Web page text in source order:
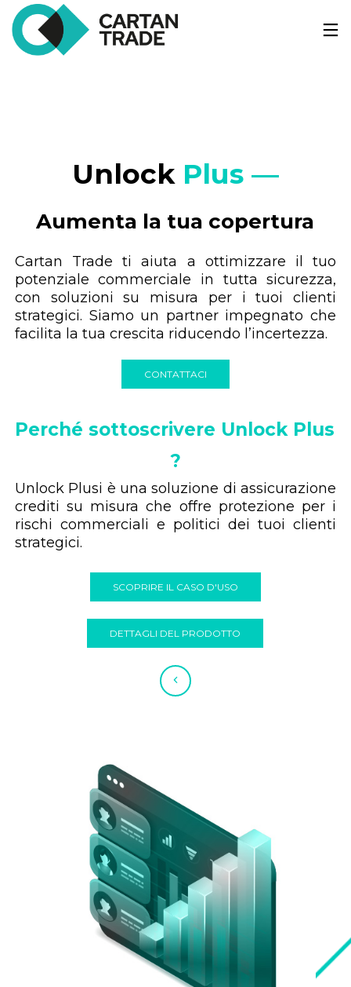
Unlock Plus —
Aumenta la tua copertura
Cartan Trade ti aiuta a ottimizzare il tuo
potenziale commerciale in tutta sicurezza,
con soluzioni su misura per i tuoi clienti
strategici. Siamo un partner impegnato che
facilita la tua crescita riducendo l’incertezza.
CONTATTACI
Perché sottoscrivere Unlock Plus
?
Unlock Plusi è una soluzione di assicurazione
crediti su misura che offre protezione per i
rischi commerciali e politici dei tuoi clienti
strategici.
SCOPRIRE IL CASO D'USO
DETTAGLI DEL PRODOTTO